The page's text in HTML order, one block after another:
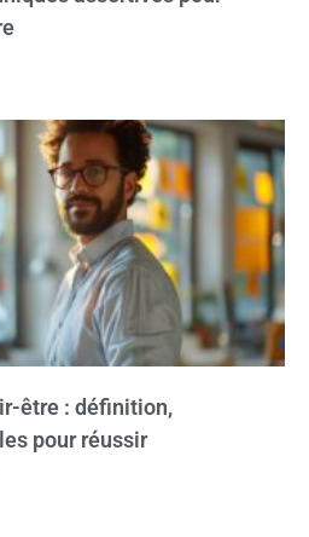
être : définition,
pour réussir